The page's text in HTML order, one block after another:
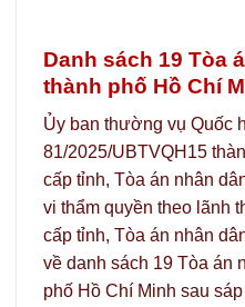
Danh sách 19 Tòa
thành phố Hồ Chí
Ủy ban thường vụ Quốc
81/2025/UBTVQH15
cấp tỉnh, Tòa án nhân
vi thẩm quyền theo lãnh
cấp tỉnh, Tòa án nhân
về danh sách 19 Tòa án
phố Hồ Chí Minh sau